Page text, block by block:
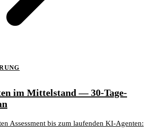
im Mittelstand — 30-Tage-
Assessment bis zum laufenden KI-Agenten: